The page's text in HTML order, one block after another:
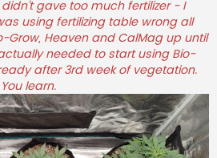
didn't gave too much fertilizer - I
using fertilizing table wrong all
Grow, Heaven and CalMag up until
needed to start using Bio-
after 3rd week of vegetation.
learn.